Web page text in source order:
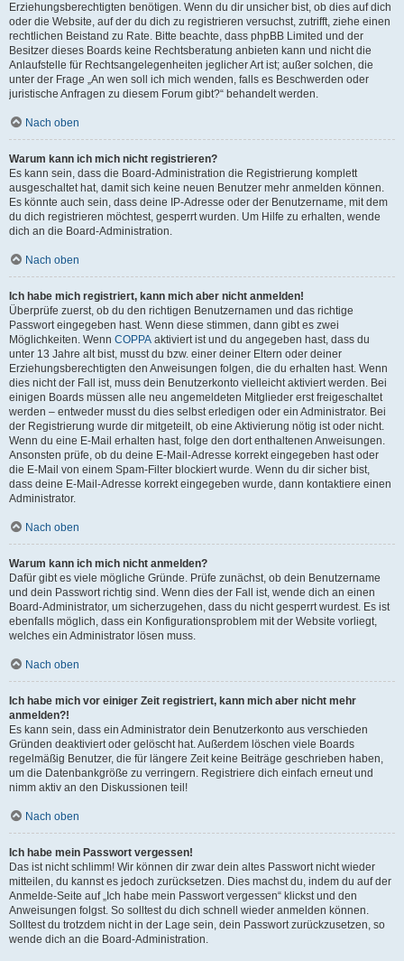
Erziehungsberechtigten benötigen. Wenn du dir unsicher bist, ob dies auf dich
oder die Website, auf der du dich zu registrieren versuchst, zutrifft, ziehe einen
rechtlichen Beistand zu Rate. Bitte beachte, dass phpBB Limited und der
Besitzer dieses Boards keine Rechtsberatung anbieten kann und nicht die
Anlaufstelle für Rechtsangelegenheiten jeglicher Art ist; außer solchen, die
unter der Frage „An wen soll ich mich wenden, falls es Beschwerden oder
juristische Anfragen zu diesem Forum gibt?“ behandelt werden.
Nach oben
Warum kann ich mich nicht registrieren?
Es kann sein, dass die Board-Administration die Registrierung komplett
ausgeschaltet hat, damit sich keine neuen Benutzer mehr anmelden können.
Es könnte auch sein, dass deine IP-Adresse oder der Benutzername, mit dem
du dich registrieren möchtest, gesperrt wurden. Um Hilfe zu erhalten, wende
dich an die Board-Administration.
Nach oben
Ich habe mich registriert, kann mich aber nicht anmelden!
Überprüfe zuerst, ob du den richtigen Benutzernamen und das richtige
Passwort eingegeben hast. Wenn diese stimmen, dann gibt es zwei
Möglichkeiten. Wenn COPPA aktiviert ist und du angegeben hast, dass du
unter 13 Jahre alt bist, musst du bzw. einer deiner Eltern oder deiner
Erziehungsberechtigten den Anweisungen folgen, die du erhalten hast. Wenn
dies nicht der Fall ist, muss dein Benutzerkonto vielleicht aktiviert werden. Bei
einigen Boards müssen alle neu angemeldeten Mitglieder erst freigeschaltet
werden – entweder musst du dies selbst erledigen oder ein Administrator. Bei
der Registrierung wurde dir mitgeteilt, ob eine Aktivierung nötig ist oder nicht.
Wenn du eine E-Mail erhalten hast, folge den dort enthaltenen Anweisungen.
Ansonsten prüfe, ob du deine E-Mail-Adresse korrekt eingegeben hast oder
die E-Mail von einem Spam-Filter blockiert wurde. Wenn du dir sicher bist,
dass deine E-Mail-Adresse korrekt eingegeben wurde, dann kontaktiere einen
Administrator.
Nach oben
Warum kann ich mich nicht anmelden?
Dafür gibt es viele mögliche Gründe. Prüfe zunächst, ob dein Benutzername
und dein Passwort richtig sind. Wenn dies der Fall ist, wende dich an einen
Board-Administrator, um sicherzugehen, dass du nicht gesperrt wurdest. Es ist
ebenfalls möglich, dass ein Konfigurationsproblem mit der Website vorliegt,
welches ein Administrator lösen muss.
Nach oben
Ich habe mich vor einiger Zeit registriert, kann mich aber nicht mehr
anmelden?!
Es kann sein, dass ein Administrator dein Benutzerkonto aus verschieden
Gründen deaktiviert oder gelöscht hat. Außerdem löschen viele Boards
regelmäßig Benutzer, die für längere Zeit keine Beiträge geschrieben haben,
um die Datenbankgröße zu verringern. Registriere dich einfach erneut und
nimm aktiv an den Diskussionen teil!
Nach oben
Ich habe mein Passwort vergessen!
Das ist nicht schlimm! Wir können dir zwar dein altes Passwort nicht wieder
mitteilen, du kannst es jedoch zurücksetzen. Dies machst du, indem du auf der
Anmelde-Seite auf „Ich habe mein Passwort vergessen“ klickst und den
Anweisungen folgst. So solltest du dich schnell wieder anmelden können.
Solltest du trotzdem nicht in der Lage sein, dein Passwort zurückzusetzen, so
wende dich an die Board-Administration.